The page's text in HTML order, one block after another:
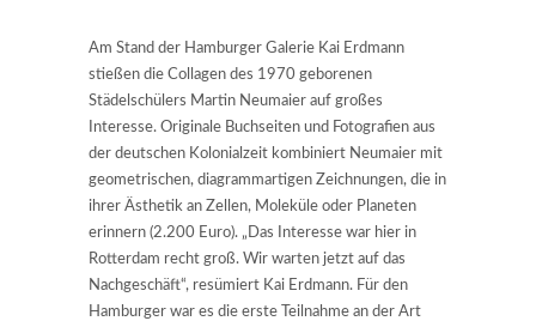
Am Stand der Hamburger Galerie Kai Erdmann
stießen die Collagen des 1970 geborenen
Städelschülers Martin Neumaier auf großes
Interesse. Originale Buchseiten und Fotografien aus
der deutschen Kolonialzeit kombiniert Neumaier mit
geometrischen, diagrammartigen Zeichnungen, die in
ihrer Ästhetik an Zellen, Moleküle oder Planeten
erinnern (2.200 Euro). „Das Interesse war hier in
Rotterdam recht groß. Wir warten jetzt auf das
Nachgeschäft“, resümiert Kai Erdmann. Für den
Hamburger war es die erste Teilnahme an der Art